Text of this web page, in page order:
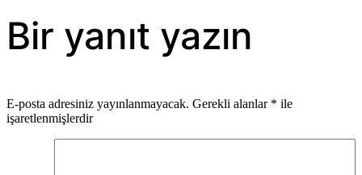
gezinmesi
Bir yanıt yazın
E-posta adresiniz yayınlanmayacak. Gerekli alanlar * ile
işaretlenmişlerdir